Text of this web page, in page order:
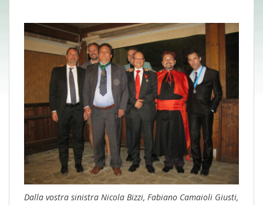
Dalla vostra sinistra Nicola Bizzi, Fabiano Camaioli Giusti,